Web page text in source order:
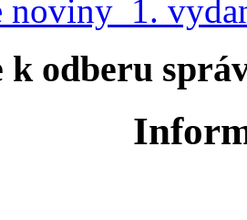
noviny 1.
k odberu